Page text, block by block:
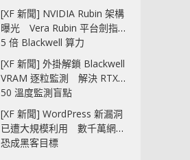
[XF 新聞] NVIDIA Rubin 架構
曝光 Vera Rubin 平台劍指
5 倍 Blackwell 算力
[XF 新聞] 外掛解鎖 Blackwell
VRAM 逐粒監測 解決 RTX
50 溫度監測盲點
[XF 新聞] WordPress 新漏洞
已遭大規模利用 數千萬網站
恐成黑客目標